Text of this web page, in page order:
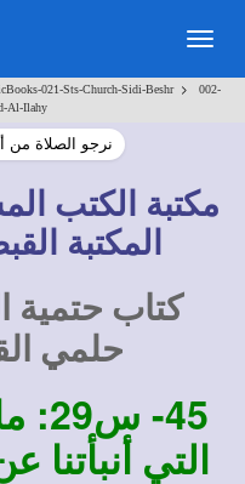
021-Sts-Church-Sidi-Beshr>
002-
Al-Ilahy
نرجو الصلاة من
مكتبة الكتب
المكتبة
كتاب حتمية
حلمي
45- س29:
التي